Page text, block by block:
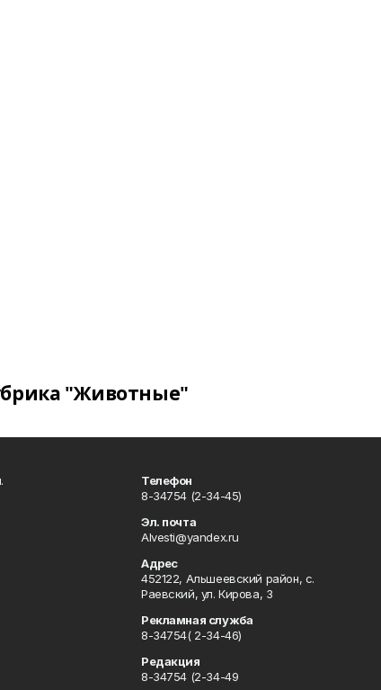
"Животные"
Телефон
8-34754 (2-34-45)
Эл. почта
Alvesti@yandex.ru
Адрес
452122, Альшеевский район, с.
Раевский, ул. Кирова, 3
Рекламная служба
8-34754( 2-34-46)
Редакция
8-34754 (2-34-49